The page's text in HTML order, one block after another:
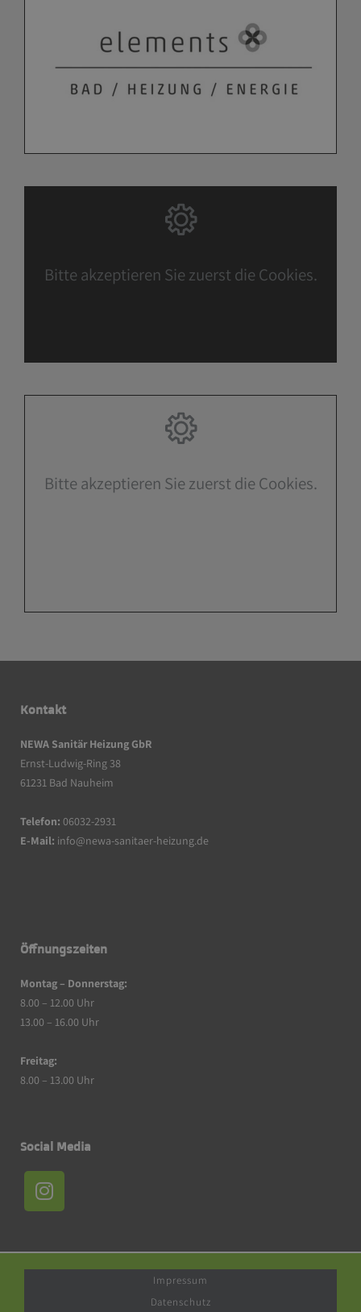
Bitte akzeptieren Sie zuerst die Cookies.
Bitte akzeptieren Sie zuerst die Cookies.
Kontakt
NEWA Sanitär Heizung GbR
Ernst-Ludwig-Ring 38
61231 Bad Nauheim
Telefon: 06032-2931
E-Mail: info@newa-sanitaer-heizung.de
Öffnungszeiten
Montag – Donnerstag:
8.00 – 12.00 Uhr
13.00 – 16.00 Uhr
Freitag:
8.00 – 13.00 Uhr
Social Media
Impressum
Datenschutz